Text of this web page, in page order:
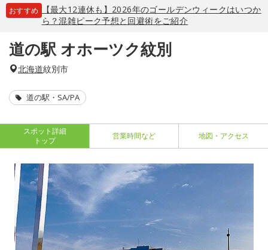
おすすめ
【最大12連休も】2026年のゴールデンウィークはいつか
ら？混雑ピーク予想と回避術をご紹介
道の駅 オホーツク紋別
北海道紋別市
道の駅・SA/PA
スポット詳細
トップ
営業時間など 地図・アクセス